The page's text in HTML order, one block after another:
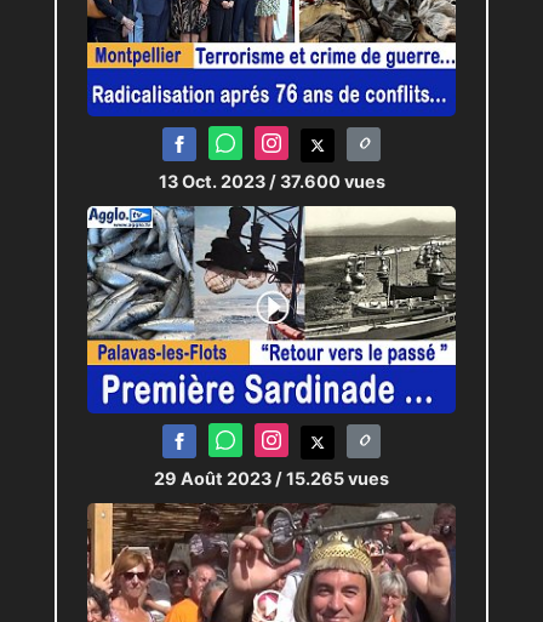
13 Oct. 2023 / 37.600 vues
29 Août 2023 / 15.265 vues